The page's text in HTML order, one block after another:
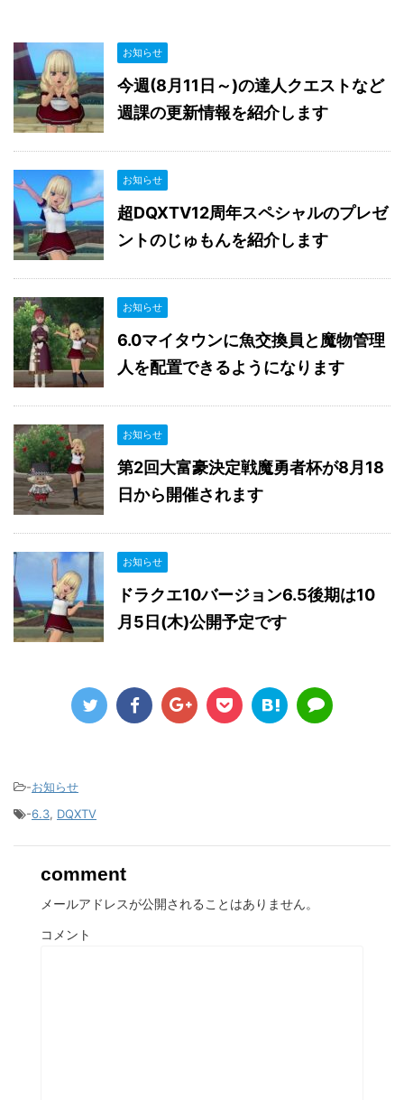
お知らせ
今週(8月11日～)の達人クエストなど
週課の更新情報を紹介します
お知らせ
超DQXTV12周年スペシャルのプレゼ
ントのじゅもんを紹介します
お知らせ
6.0マイタウンに魚交換員と魔物管理
人を配置できるようになります
お知らせ
第2回大富豪決定戦魔勇者杯が8月18
日から開催されます
お知らせ
ドラクエ10バージョン6.5後期は10
月5日(木)公開予定です
-お知らせ
-6.3, DQXTV
comment
メールアドレスが公開されることはありません。
コメント